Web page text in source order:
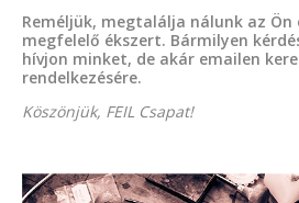
Reméljük, megtalálja nálunk az Ön
megfelelő ékszert. Bármilyen
hívjon minket, de akár emailen
rendelkezésére.
Köszönjük, FEIL Csapat!